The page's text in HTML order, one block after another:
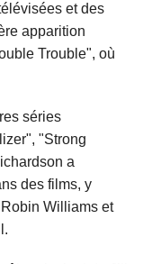
et des
apparition
Trouble", où
séries
"Strong
a
des films, y
Williams et